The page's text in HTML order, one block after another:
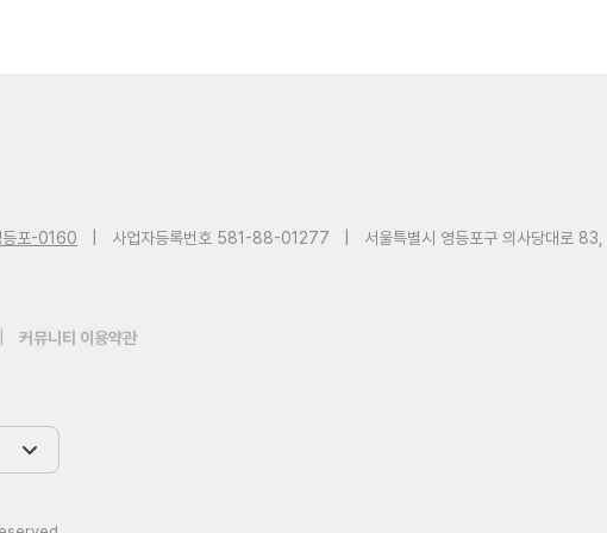
포-0160 사업자등록번호 581-88-01277
서울특별시 영등포구 의사당대로
커뮤니티 이용약관